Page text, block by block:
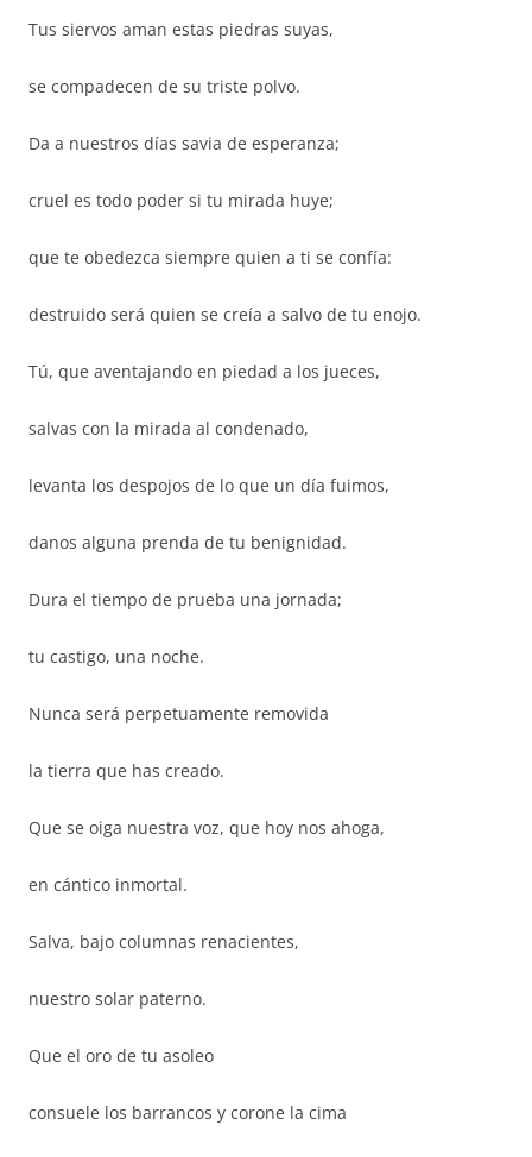
Tus siervos aman estas piedras suyas,
se compadecen de su triste polvo.
Da a nuestros días savia de esperanza;
cruel es todo poder si tu mirada huye;
que te obedezca siempre quien a ti se confía:
destruido será quien se creía a salvo de tu enojo.
Tú, que aventajando en piedad a los jueces,
salvas con la mirada al condenado,
levanta los despojos de lo que un día fuimos,
danos alguna prenda de tu benignidad.
Dura el tiempo de prueba una jornada;
tu castigo, una noche.
Nunca será perpetuamente removida
la tierra que has creado.
Que se oiga nuestra voz, que hoy nos ahoga,
en cántico inmortal.
Salva, bajo columnas renacientes,
nuestro solar paterno.
Que el oro de tu asoleo
consuele los barrancos y corone la cima